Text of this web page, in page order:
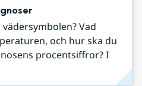
Vad
och hur ska du
procentsiffror? I